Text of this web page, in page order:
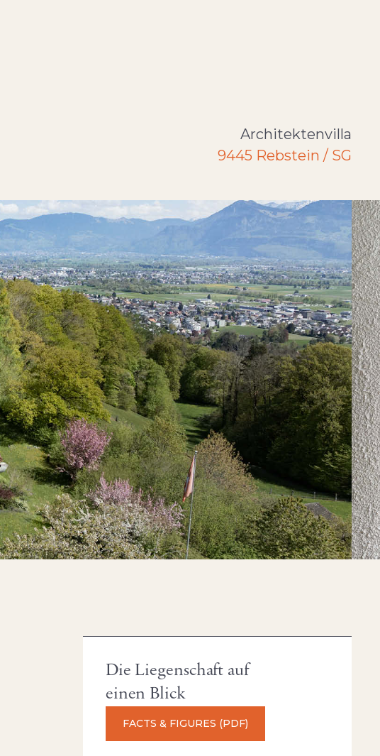
Architektenvilla
9445 Rebstein / SG
Die Liegenschaft auf
einen Blick
FACTS & FIGURES (PDF)